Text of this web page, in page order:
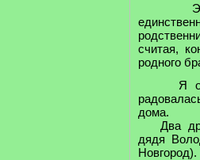
Это
считая,
родного
Я
дома.
Два
дядя